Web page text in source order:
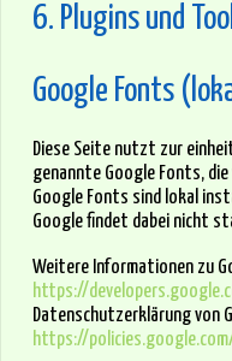
6. Plugins und
Google Fonts
Diese Seite nutzt zur
genannte Google Fonts,
Google Fonts sind lokal
Google findet dabei nicht
Weitere Informationen zu
https://
Datenschutzerklärung von
https://